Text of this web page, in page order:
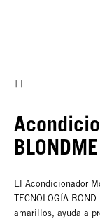
BLONDME
El Acondicionador
TECNOLOGÍA
amarillos, ayuda a